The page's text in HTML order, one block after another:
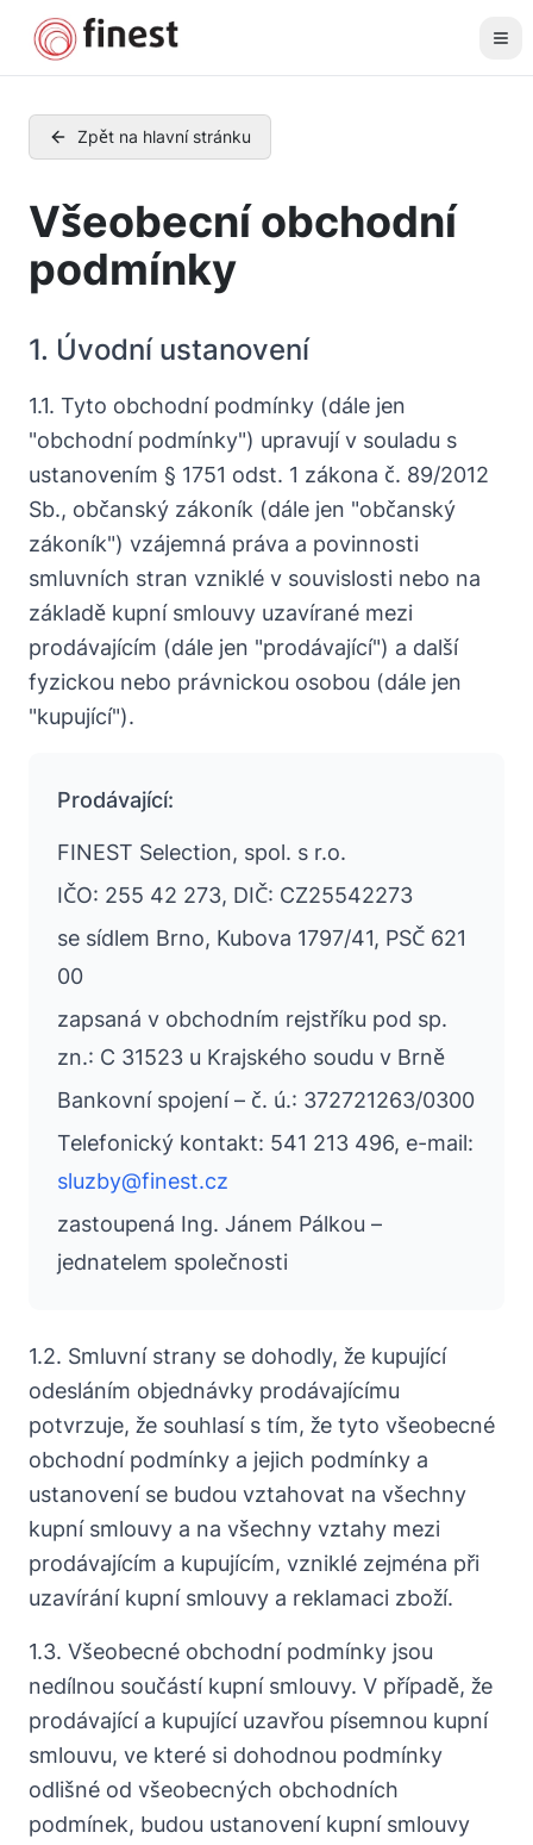
Zpět na hlavní stránku
Všeobecní obchodní
podmínky
1. Úvodní ustanovení
1.1. Tyto obchodní podmínky (dále jen
"obchodní podmínky") upravují v souladu s
ustanovením § 1751 odst. 1 zákona č. 89/2012
Sb., občanský zákoník (dále jen "občanský
zákoník") vzájemná práva a povinnosti
smluvních stran vzniklé v souvislosti nebo na
základě kupní smlouvy uzavírané mezi
prodávajícím (dále jen "prodávající") a další
fyzickou nebo právnickou osobou (dále jen
"kupující").
Prodávající:
FINEST Selection, spol. s r.o.
IČO: 255 42 273, DIČ: CZ25542273
se sídlem Brno, Kubova 1797/41, PSČ 621
00
zapsaná v obchodním rejstříku pod sp.
zn.: C 31523 u Krajského soudu v Brně
Bankovní spojení – č. ú.: 372721263/0300
Telefonický kontakt: 541 213 496, e-mail:
sluzby@finest.cz
zastoupená Ing. Jánem Pálkou –
jednatelem společnosti
1.2. Smluvní strany se dohodly, že kupující
odesláním objednávky prodávajícímu
potvrzuje, že souhlasí s tím, že tyto všeobecné
obchodní podmínky a jejich podmínky a
ustanovení se budou vztahovat na všechny
kupní smlouvy a na všechny vztahy mezi
prodávajícím a kupujícím, vzniklé zejména při
uzavírání kupní smlouvy a reklamaci zboží.
1.3. Všeobecné obchodní podmínky jsou
nedílnou součástí kupní smlouvy. V případě, že
prodávající a kupující uzavřou písemnou kupní
smlouvu, ve které si dohodnou podmínky
odlišné od všeobecných obchodních
podmínek, budou ustanovení kupní smlouvy